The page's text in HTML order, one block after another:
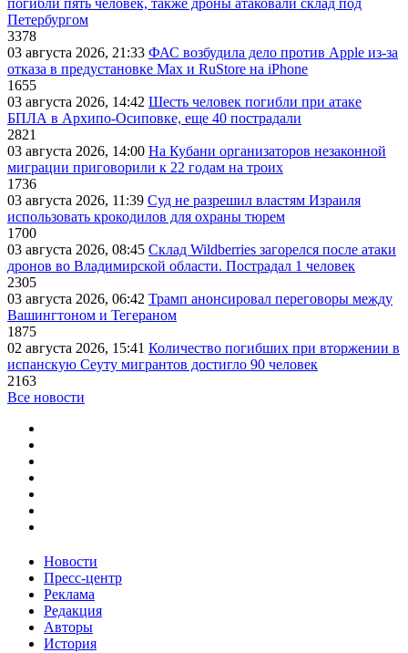
погибли пять человек, также дроны атаковали склад под
Петербургом
3378
03 августа 2026, 21:33 ФАС возбудила дело против Apple из-за
отказа в предустановке Max и RuStore на iPhone
1655
03 августа 2026, 14:42 Шесть человек погибли при атаке
БПЛА в Архипо-Осиповке, еще 40 пострадали
2821
03 августа 2026, 14:00 На Кубани организаторов незаконной
миграции приговорили к 22 годам на троих
1736
03 августа 2026, 11:39 Суд не разрешил властям Израиля
использовать крокодилов для охраны тюрем
1700
03 августа 2026, 08:45 Склад Wildberries загорелся после атаки
дронов во Владимирской области. Пострадал 1 человек
2305
03 августа 2026, 06:42 Трамп анонсировал переговоры между
Вашингтоном и Тегераном
1875
02 августа 2026, 15:41 Количество погибших при вторжении в
испанскую Сеуту мигрантов достигло 90 человек
2163
Все новости
Новости
Пресс-центр
Реклама
Редакция
Авторы
История